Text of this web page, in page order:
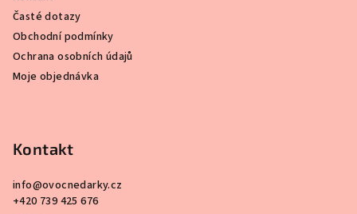
Časté dotazy
Obchodní podmínky
Ochrana osobních údajů
Moje objednávka
Kontakt
info@ovocnedarky.cz
+420 739 425 676